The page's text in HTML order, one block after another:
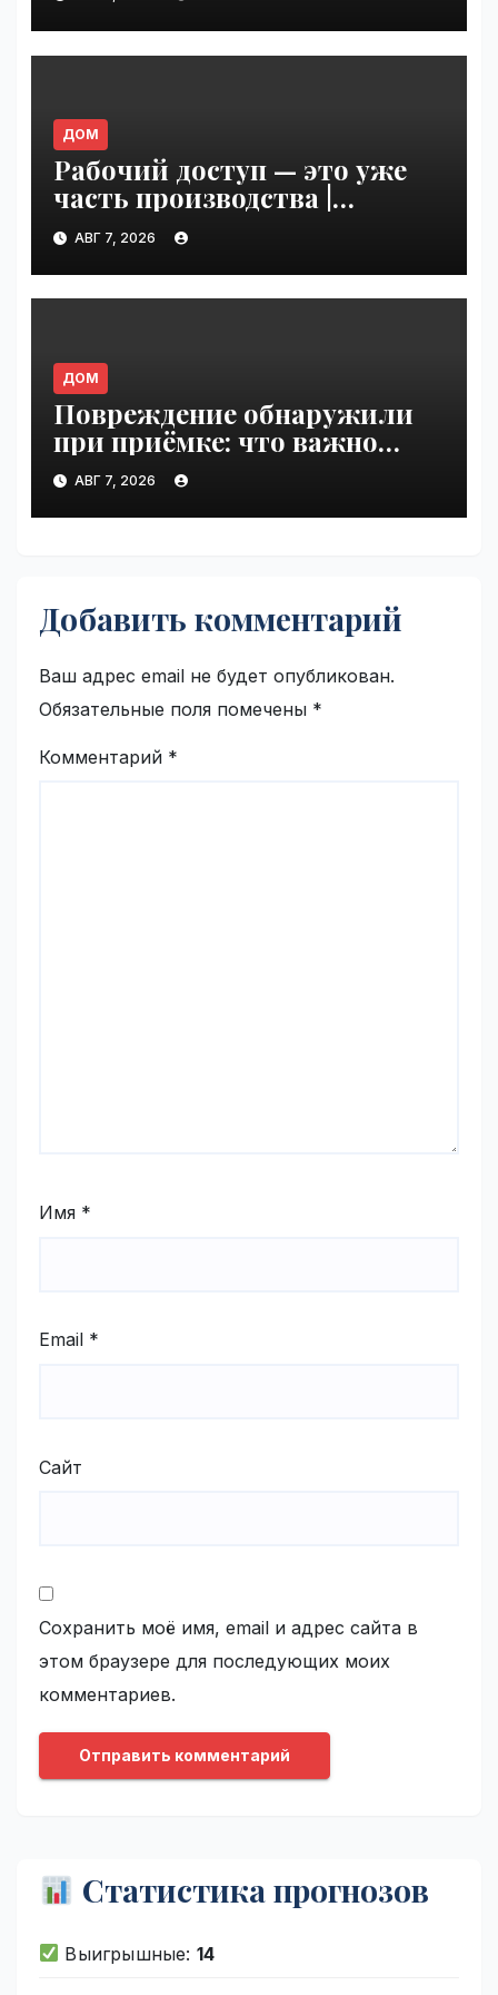
2026 года: готов ли рынок к
переходу | VseTime.ru
ДОМ
Рабочий доступ — это уже
часть производства |
VseTime.ru
АВГ 7, 2026
ДОМ
Повреждение обнаружили
при приёмке: что важно
зафиксировать сразу |
VseTime.ru
АВГ 7, 2026
Добавить комментарий
Ваш адрес email не будет опубликован.
Обязательные поля помечены *
Комментарий *
Имя *
Email *
Сайт
Сохранить моё имя, email и адрес сайта в
этом браузере для последующих моих
комментариев.
Статистика прогнозов
Выигрышные: 14